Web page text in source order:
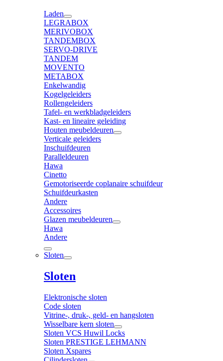
Laden
LEGRABOX
MERIVOBOX
TANDEMBOX
SERVO-DRIVE
TANDEM
MOVENTO
METABOX
Enkelwandig
Kogelgeleiders
Rollengeleiders
Tafel- en werkbladgeleiders
Kast- en lineaire geleiding
Houten meubeldeuren
Verticale geleiders
Inschuifdeuren
Paralleldeuren
Hawa
Cinetto
Gemotoriseerde coplanaire schuifdeur
Schuifdeurkasten
Andere
Accessoires
Glazen meubeldeuren
Hawa
Andere
Sloten
Sloten
Elektronische sloten
Code sloten
Vitrine-, druk-, geld- en hangsloten
Wisselbare kern sloten
Sloten VCS Huwil Locks
Sloten PRESTIGE LEHMANN
Sloten Xspares